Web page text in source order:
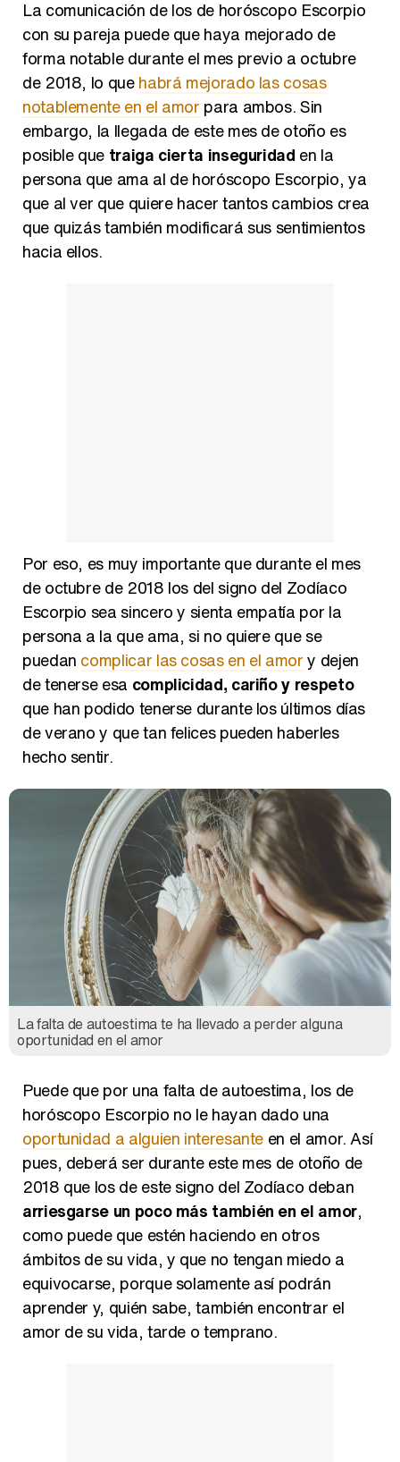
con su pareja puede que haya mejorado de
forma notable durante el mes previo a octubre
de 2018, lo quehabrá mejorado las cosas
notablemente en el amorpara ambos. Sin
embargo, la llegada de este mes de otoño es
posible quetraiga cierta inseguridaden la
persona que ama al de horóscopo Escorpio, ya
que al ver que quiere hacer tantos cambios crea
que quizás también modificará sus sentimientos
hacia ellos.
de octubre de 2018 los del signo del Zodíaco
Escorpio sea sincero y sienta empatía por la
persona a la que ama, si no quiere que se
puedancomplicar las cosas en el amory dejen
de tenerse esacomplicidad, cariño y respeto
que han podido tenerse durante los últimos días
de verano y que tan felices pueden haberles
hecho sentir.
La falta de autoestima te ha llevado a perder alguna
oportunidad en el amor
horóscopo Escorpio no le hayan dado una
oportunidad a alguien interesanteen el amor. Así
pues, deberá ser durante este mes de otoño de
2018 que los de este signo del Zodíaco deban
arriesgarse un poco más también en el amor
como puede que estén haciendo en otros
ámbitos de su vida, y que no tengan miedo a
equivocarse, porque solamente así podrán
aprender y, quién sabe, también encontrar el
amor de su vida, tarde o temprano.